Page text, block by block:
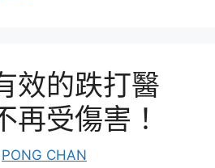
效的跌打醫
再受傷害！
PONG CHAN